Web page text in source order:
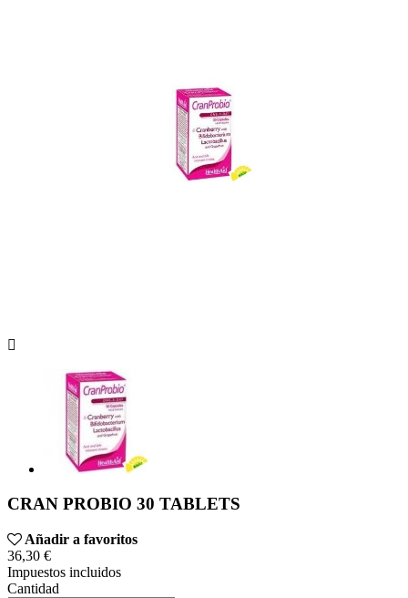

CRAN PROBIO 30 TABLETS
Añadir a favoritos
36,30 €
Impuestos incluidos
Cantidad